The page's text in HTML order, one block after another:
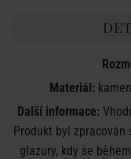
Materiál:
Další informace:
Produkt byl
glazury, kdy se